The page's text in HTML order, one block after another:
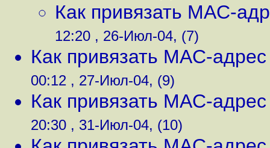
Как привязать MAC-
12:20 , 26-Июл-04, (7)
Как привязать MAC-
00:12 , 27-Июл-04, (9)
Как привязать MAC-
20:30 , 31-Июл-04, (10)